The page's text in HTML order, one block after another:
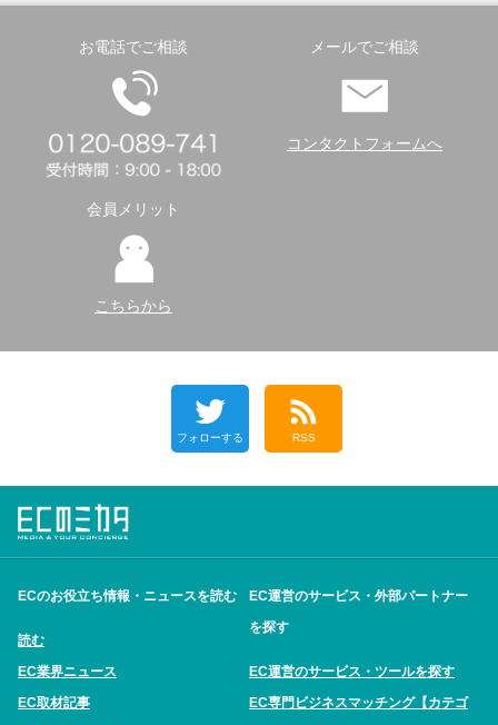
お電話でご相談 メールでご相談
コンタクトフォームへ
会員メリット
こちらから
フォローする RSS
ECのお役立ち情報・ニュースを読む
読む
EC業界ニュース
EC取材記事
EC運営のサービス・外部パートナー
を探す
EC運営のサービス・ツールを探す
EC専門ビジネスマッチング【カテゴ